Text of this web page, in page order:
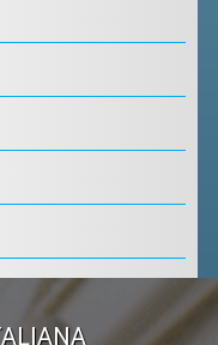
2023
NAZIONALE